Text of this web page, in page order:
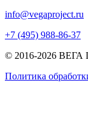
info@vegaproject.ru
+7 (495) 988-86-37
© 2016-2026 ВЕГА
Политика